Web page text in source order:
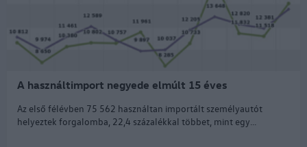
A használtimport negyede elmúlt 15 éves
Az első félévben 75 562 használtan importált személyautót
helyeztek forgalomba, 22,4 százalékkal többet, mint egy...